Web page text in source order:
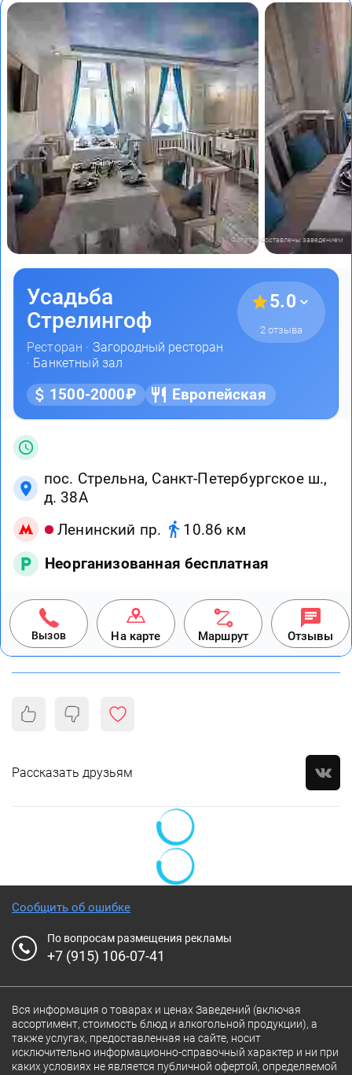
Фото предоставлены заведением
Усадьба
Стрелингоф
Ресторан · Загородный ресторан
· Банкетный зал
5.0
2 отзыва
1500-2000₽ Европейская
пос. Стрельна, Санкт-Петербургское ш.,
д. 38А
Ленинский пр.
10.86 км
Неорганизованная бесплатная
Вызов На карте Маршрут Отзывы
Рассказать друзьям
Сообщить об ошибке
По вопросам размещения рекламы
+7 (915) 106-07-41
Вся информация о товарах и ценах Заведений (включая
ассортимент, стоимость блюд и алкогольной продукции), а
также услугах, предоставленная на сайте, носит
исключительно информационно-справочный характер и ни при
каких условиях не является публичной офертой, определяемой